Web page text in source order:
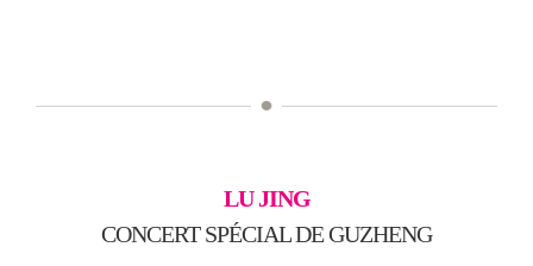
LU JING
CONCERT SPÉCIAL DE GUZHENG